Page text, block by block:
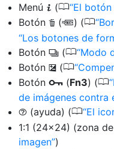
Menú i (0 El botón
Botón O (Q) (0
Los botones de
Botón c (0 Modo
Botón E (0
Botón g (Fn3) (0
de imágenes contra
d (ayuda) (0 El
1:1 (24×24) (zona
imagen )